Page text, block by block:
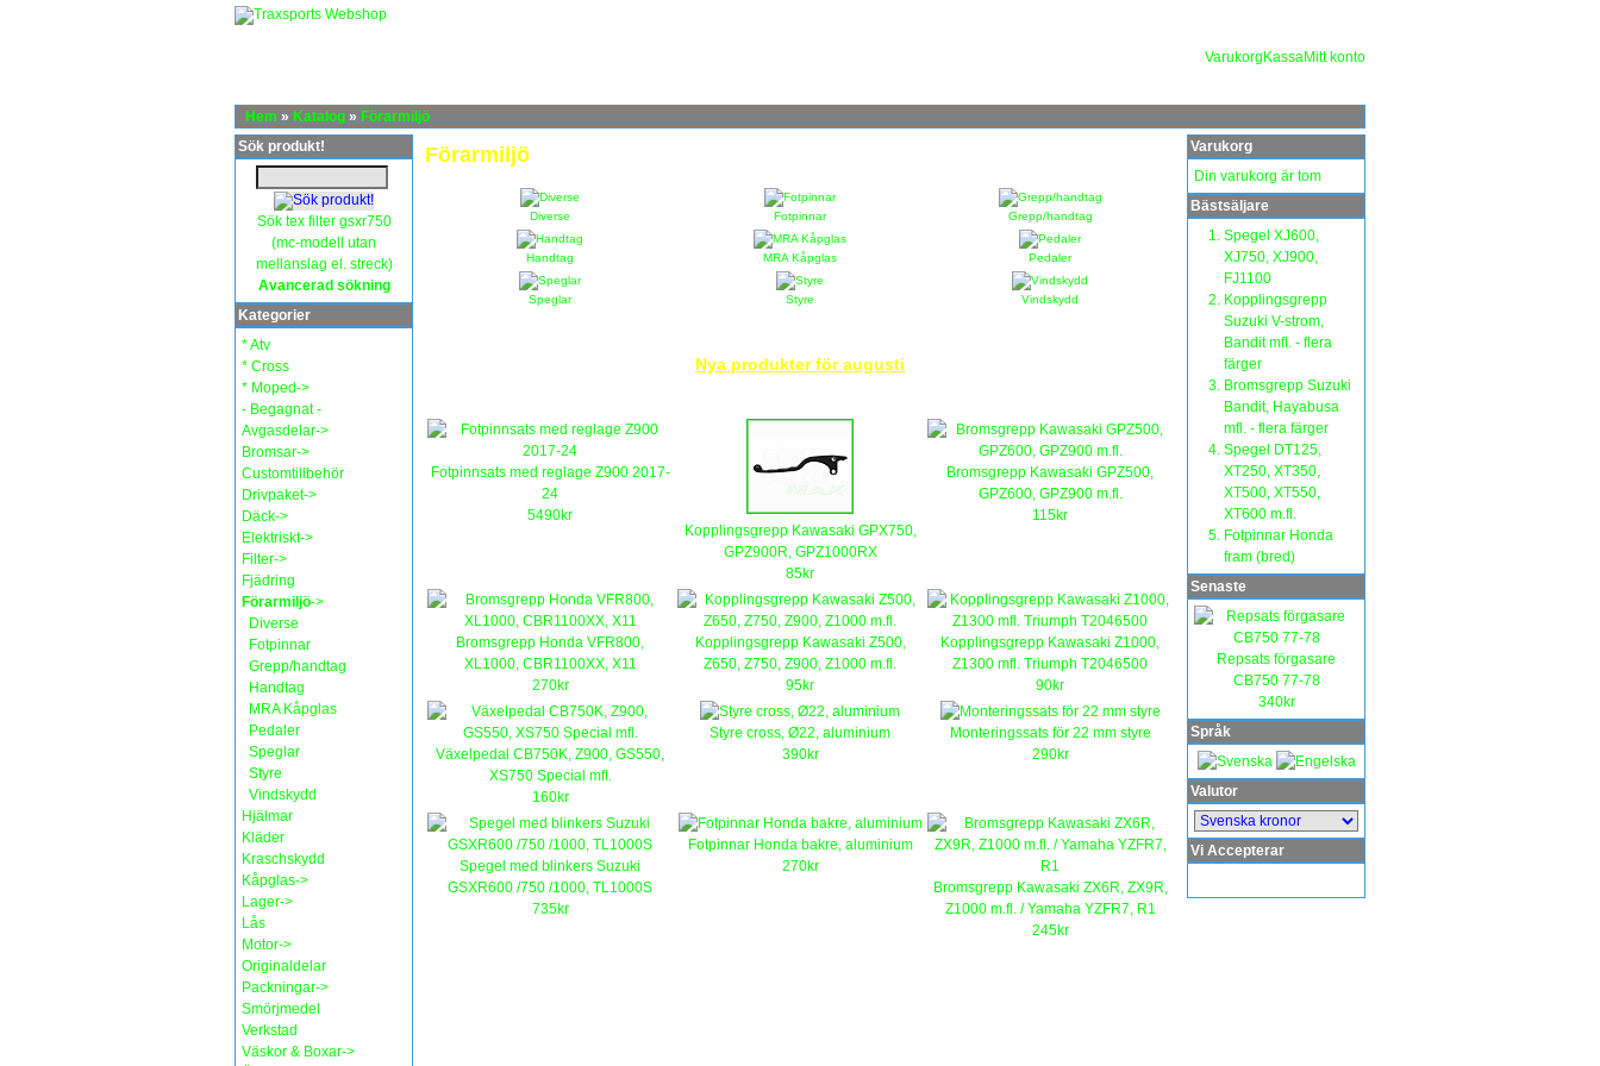
Varukorg KassaMitt konto
Hem » Katalog » Förarmiljö
Förarmiljö
Diverse Fotpinnar Grepp/handtag
Handtag MRA Kåpglas Pedaler
Speglar Styre Vindskydd
Nya produkter för augusti
Fotpinnsats med reglage Z900 2017-
24
5490kr
Kopplingsgrepp Kawasaki GPX750,
GPZ900R, GPZ1000RX
85kr
Bromsgrepp Kawasaki GPZ500,
GPZ600, GPZ900 m.fl.
115kr
Bromsgrepp Honda VFR800,
XL1000, CBR1100XX, X11
270kr
Kopplingsgrepp Kawasaki Z500,
Z650, Z750, Z900, Z1000 m.fl.
95kr
Kopplingsgrepp Kawasaki Z1000,
Z1300 mfl. Triumph T2046500
90kr
Växelpedal CB750K, Z900, GS550,
XS750 Special mfl.
160kr
Styre cross, Ø22, aluminium
390kr
Monteringssats för 22 mm styre
290kr
Spegel med blinkers Suzuki
GSXR600 /750 /1000, TL1000S
735kr
Fotpinnar Honda bakre, aluminium
270kr
Bromsgrepp Kawasaki ZX6R, ZX9R,
Z1000 m.fl. / Yamaha YZFR7, R1
245kr
Sök produkt!
Sök tex filter gsxr750
(mc-modell utan
mellanslag el. streck)
Avancerad sökning
Kategorier
* Atv
* Cross
* Moped->
- Begagnat -
Avgasdelar->
Bromsar->
Customtillbehör
Drivpaket->
Däck->
Elektriskt->
Filter->
Fjädring
Förarmiljö->
Diverse
Fotpinnar
Grepp/handtag
Handtag
MRA Kåpglas
Pedaler
Speglar
Styre
Vindskydd
Hjälmar
Kläder
Kraschskydd
Kåpglas->
Lager->
Lås
Motor->
Originaldelar
Packningar->
Smörjmedel
Verkstad
Väskor & Boxar->
Varukorg
Din varukorg är tom
Bästsäljare
Spegel XJ600,
XJ750, XJ900,
FJ1100
Kopplingsgrepp
Suzuki V-strom,
Bandit mfl. - flera
färger
Bromsgrepp Suzuki
Bandit, Hayabusa
mfl. - flera färger
Spegel DT125,
XT250, XT350,
XT500, XT550,
XT600 m.fl.
Fotpinnar Honda
fram (bred)
Senaste
Repsats förgasare
CB750 77-78
340kr
Språk
Valutor
Vi Accepterar